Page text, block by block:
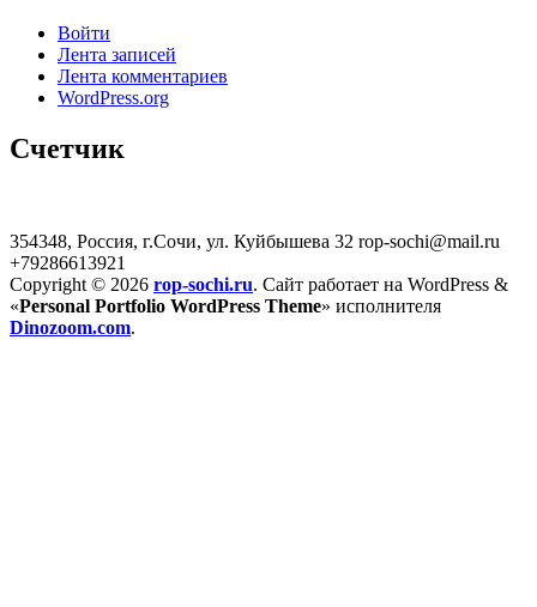
Войти
Лента записей
Лента комментариев
WordPress.org
Счетчик
354348, Россия, г.Сочи, ул. Куйбышева 32 rop-sochi@mail.ru
+79286613921
Copyright © 2026 rop-sochi.ru. Сайт работает на WordPress &
«Personal Portfolio WordPress Theme» исполнителя
Dinozoom.com.